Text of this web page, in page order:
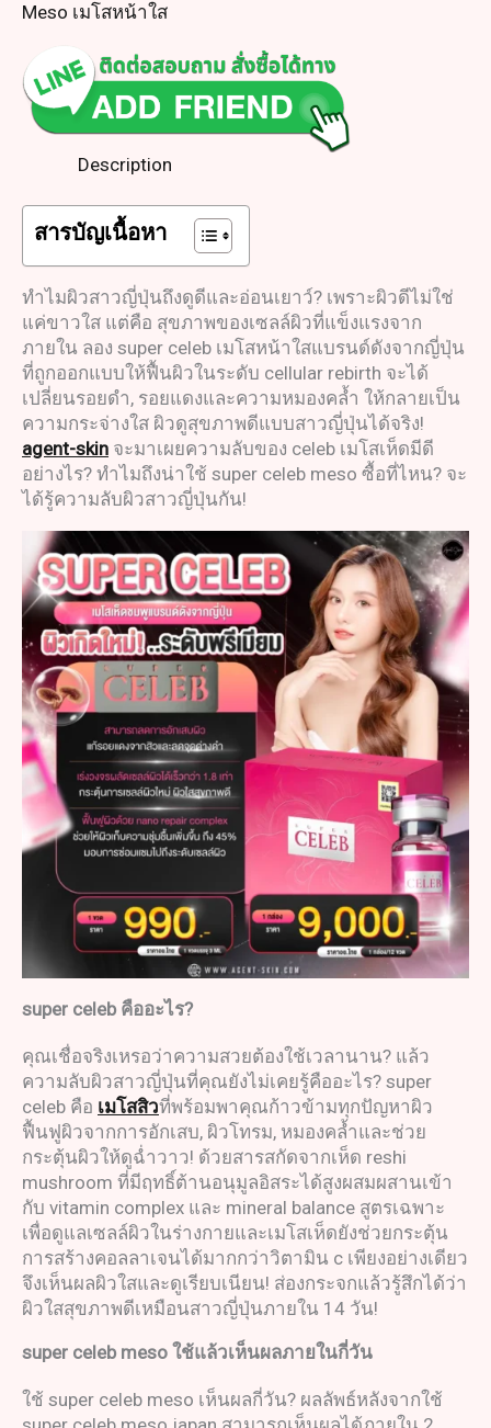
Meso เมโสหน้าใส
Description
สารบัญเนื้อหา
ทำไมผิวสาวญี่ปุ่นถึงดูดีและอ่อนเยาว์? เพราะผิวดีไม่ใช่
แค่ขาวใส แต่คือ สุขภาพของเซลล์ผิวที่แข็งแรงจาก
ภายใน ลอง super celeb เมโสหน้าใสแบรนด์ดังจากญี่ปุ่น
ที่ถูกออกแบบให้ฟื้นผิวในระดับ cellular rebirth จะได้
เปลี่ยนรอยดำ, รอยแดงและความหมองคล้ำ ให้กลายเป็น
ความกระจ่างใส ผิวดูสุขภาพดีแบบสาวญี่ปุ่นได้จริง!
agent-skin จะมาเผยความลับของ celeb เมโสเห็ดมีดี
อย่างไร? ทำไมถึงน่าใช้ super celeb meso ซื้อที่ไหน? จะ
ได้รู้ความลับผิวสาวญี่ปุ่นกัน!
super celeb คืออะไร?
คุณเชื่อจริงเหรอว่าความสวยต้องใช้เวลานาน? แล้ว
ความลับผิวสาวญี่ปุ่นที่คุณยังไม่เคยรู้คืออะไร? super
celeb คือ เมโสสิวที่พร้อมพาคุณก้าวข้ามทุกปัญหาผิว
ฟื้นฟูผิวจากการอักเสบ, ผิวโทรม, หมองคล้ำและช่วย
กระตุ้นผิวให้ดูฉ่ำวาว! ด้วยสารสกัดจากเห็ด reshi
mushroom ที่มีฤทธิ์ต้านอนุมูลอิสระได้สูงผสมผสานเข้า
กับ vitamin complex และ mineral balance สูตรเฉพาะ
เพื่อดูแลเซลล์ผิวในร่างกายและเมโสเห็ดยังช่วยกระตุ้น
การสร้างคอลลาเจนได้มากกว่าวิตามิน c เพียงอย่างเดียว
จึงเห็นผลผิวใสและดูเรียบเนียน! ส่องกระจกแล้วรู้สึกได้ว่า
ผิวใสสุขภาพดีเหมือนสาวญี่ปุ่นภายใน 14 วัน!
super celeb meso ใช้แล้วเห็นผลภายในกี่วัน
ใช้ super celeb meso เห็นผลกี่วัน? ผลลัพธ์หลังจากใช้